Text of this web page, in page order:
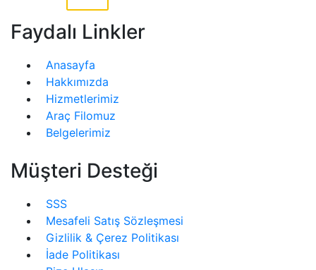
Faydalı Linkler
Anasayfa
Hakkımızda
Hizmetlerimiz
Araç Filomuz
Belgelerimiz
Müşteri Desteği
SSS
Mesafeli Satış Sözleşmesi
Gizlilik & Çerez Politikası
İade Politikası